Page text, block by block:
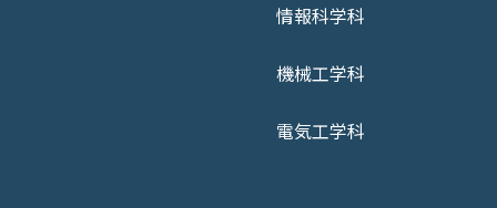
情報科学科
機械工学科
電気工学科